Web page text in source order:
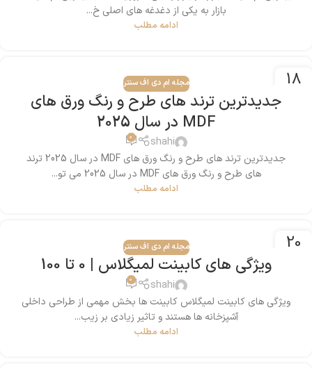
بازار به یکی از دغدغه های اصلی خ...
ادامه مطلب
18 مجله ام دی اف سنتر
جدیدترین ترند های طرح و رنگ ورق های
MDF در سال 2025
shahi
0
جدیدترین ترند های طرح و رنگ ورق های MDF در سال 2025 ترند
های طرح و رنگ ورق های MDF در سال 2025 می تو...
ادامه مطلب
20 مجله ام دی اف سنتر
ویژگی‌ های کابینت لمیگلاس | 0 تا 100
shahi
0
ویژگی‌ های کابینت لمیگلاس کابینت‌ ها بخش مهمی از طراحی داخلی
آشپزخانه‌ ها هستند و تاثیر زیادی بر زیب...
ادامه مطلب